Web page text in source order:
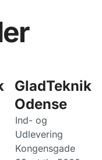
GladTeknik
Odense
Ind- og
Udlevering
Kongensgade